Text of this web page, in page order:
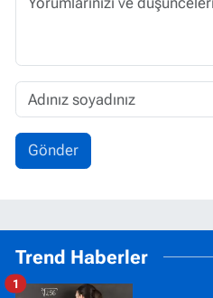
Gönder
Trend Haberler
1